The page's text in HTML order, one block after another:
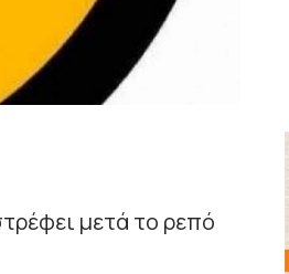
μετά το ρεπό